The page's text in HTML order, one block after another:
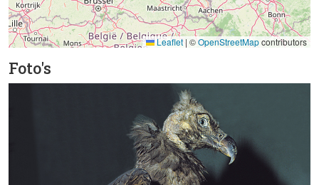
Leaflet| ©OpenStreetMapcontributors
Foto's